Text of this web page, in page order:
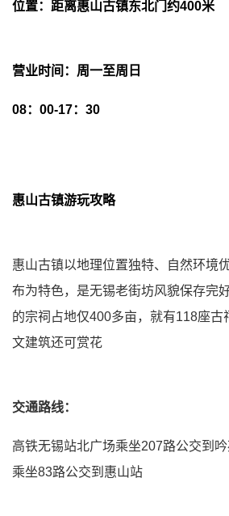
位置：距离惠山古镇东北门约400米
营业时间：周一至周日
08：00-17：30
惠山古镇游玩攻略
惠山古镇以地理位置独特、自然环境
布为特色，是无锡老街坊风貌保存完
的宗祠占地仅400多亩，就有118座古
文建筑还可赏花
交通路线：
高铁无锡站北广场乘坐207路公交到
乘坐83路公交到惠山站